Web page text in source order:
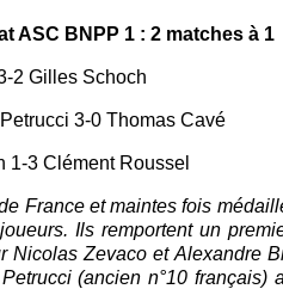
ASC BNPP 1 : 2 matches à 1
2 Gilles Schoch
3-0 Thomas Cavé
1-3 Clément Roussel
France et maintes fois
Ils remportent un
Nicolas Zevaco et Alexandre
(ancien n°10